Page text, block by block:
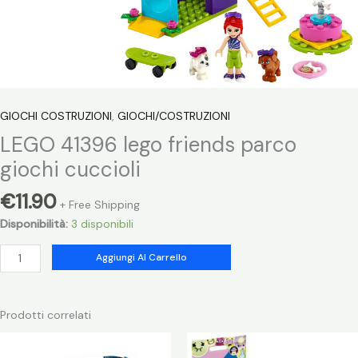
GIOCHI COSTRUZIONI, GIOCHI/COSTRUZIONI
LEGO 41396 lego friends parco
giochi cuccioli
€11.90 + Free Shipping
Disponibilità: 3 disponibili
LEGO
41396
friends
Aggiungi Al Carrello
Prodotti correlati